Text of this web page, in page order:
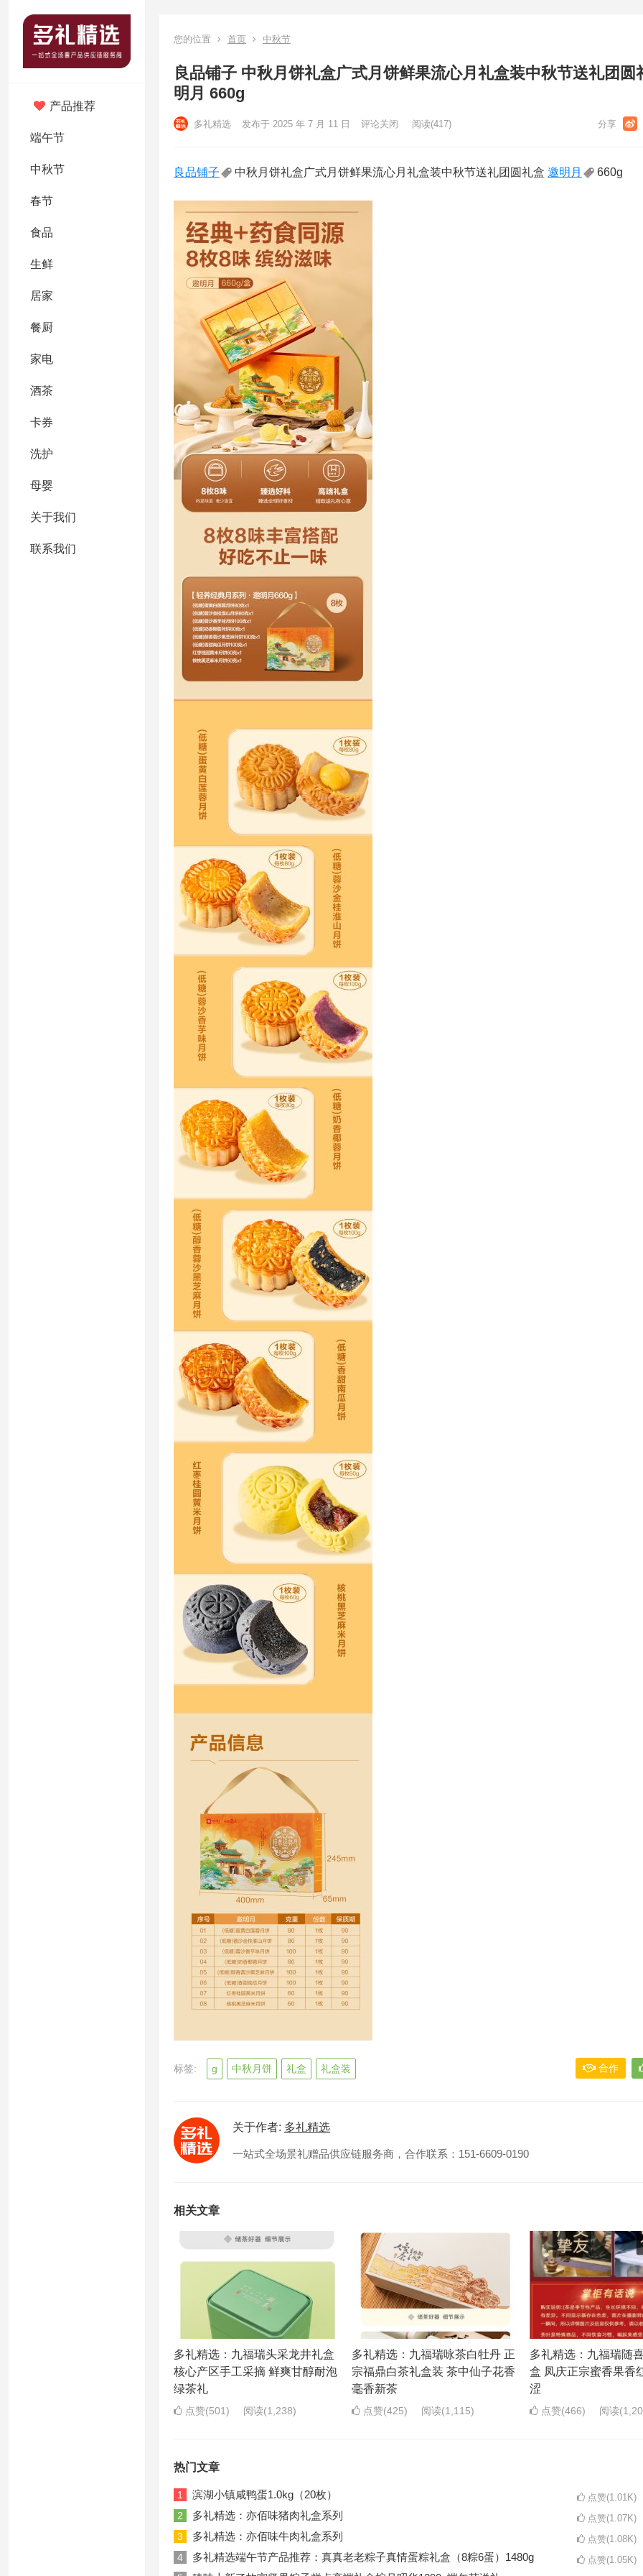
产品推荐
端午节
中秋节
春节
食品
生鲜
居家
餐厨
家电
酒茶
卡券
洗护
母婴
关于我们
联系我们
您的位置 首页 中秋节
良品铺子 中秋月饼礼盒广式月饼鲜果流心月礼盒装中秋节送礼团圆
明月 660g
多礼精选 发布于 2025 年 7 月 11 日 评论关闭 阅读(417)
良品铺子 中秋月饼礼盒广式月饼鲜果流心月礼盒装中秋节送礼团圆礼盒 邀明月 660g
标签: g 中秋月饼 礼盒 礼盒装 合作
关于作者: 多礼精选
一站式全场景礼赠品供应链服务商，合作联系：151-6609-0190
相关文章
多礼精选：九福瑞头采龙井礼盒
核心产区手工采摘 鲜爽甘醇耐泡
绿茶礼
点赞(501) 阅读(1,238)
多礼精选：九福瑞咏茶白牡丹 正
宗福鼎白茶礼盒装 茶中仙子花香
毫香新茶
点赞(425) 阅读(1,115)
多礼精选：九福瑞随
盒 凤庆正宗蜜香果香
涩
点赞(466) 阅读
热门文章
1 滨湖小镇咸鸭蛋1.0kg（20枚） 点赞(1.01K)
2 多礼精选：亦佰味猪肉礼盒系列 点赞(1.07K)
3 多礼精选：亦佰味牛肉礼盒系列 点赞(1.08K)
4 多礼精选端午节产品推荐：真真老老粽子真情蛋粽礼盒（8粽6蛋）1480g 点赞(1.05K)